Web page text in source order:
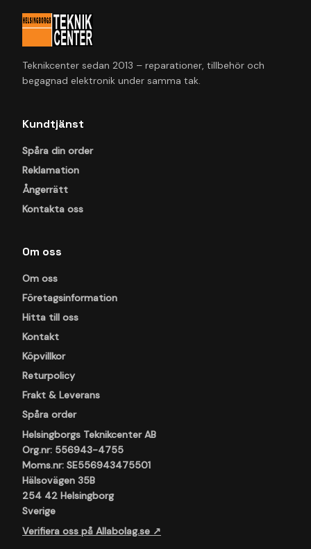
Teknikcenter sedan 2013 – reparationer, tillbehör och
begagnad elektronik under samma tak.
Kundtjänst
Spåra din order
Reklamation
Ångerrätt
Kontakta oss
Om oss
Om oss
Företagsinformation
Hitta till oss
Kontakt
Köpvillkor
Returpolicy
Frakt & Leverans
Spåra order
Helsingborgs Teknikcenter AB
Org.nr: 556943-4755
Moms.nr: SE556943475501
Hälsovägen 35B
254 42 Helsingborg
Sverige
Verifiera oss på Allabolag.se ↗